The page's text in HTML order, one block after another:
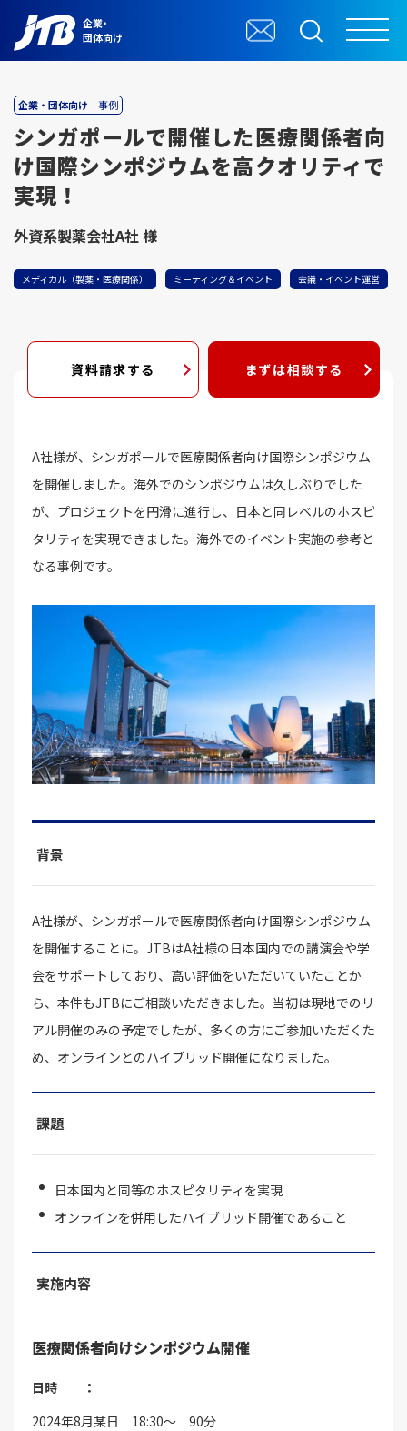
企業・
団体向け
企業・団体向け 事例
シンガポールで開催した医療関係者向
け国際シンポジウムを高クオリティで
実現！
外資系製薬会社A社 様
メディカル（製薬・医療関係） ミーティング＆イベント 会議・イベント運営
資料請求する まずは相談する
A社様が、シンガポールで医療関係者向け国際シンポジウム
を開催しました。海外でのシンポジウムは久しぶりでした
が、プロジェクトを円滑に進行し、日本と同レベルのホスピ
タリティを実現できました。海外でのイベント実施の参考と
なる事例です。
背景
A社様が、シンガポールで医療関係者向け国際シンポジウム
を開催することに。JTBはA社様の日本国内での講演会や学
会をサポートしており、高い評価をいただいていたことか
ら、本件もJTBにご相談いただきました。当初は現地でのリ
アル開催のみの予定でしたが、多くの方にご参加いただくた
め、オンラインとのハイブリッド開催になりました。
課題
日本国内と同等のホスピタリティを実現
オンラインを併用したハイブリッド開催であること
実施内容
医療関係者向けシンポジウム開催
日時 ：
2024年8月某日 18:30～ 90分